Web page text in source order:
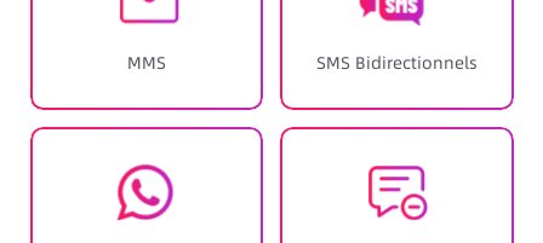
MMS SMS Bidirectionnels